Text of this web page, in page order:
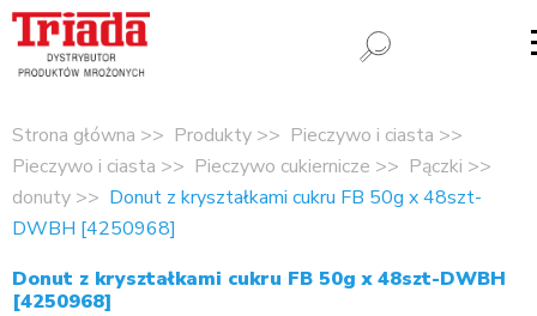
Strona główna Produkty
Pieczywo i ciasta
Pieczywo i ciasta
Pieczywo cukiernicze
Pączki
donuty
Donut z kryształkami cukru FB 50g x 48szt-
DWBH [4250968]
Donut z kryształkami cukru FB 50g x 48szt-DWBH
[4250968]